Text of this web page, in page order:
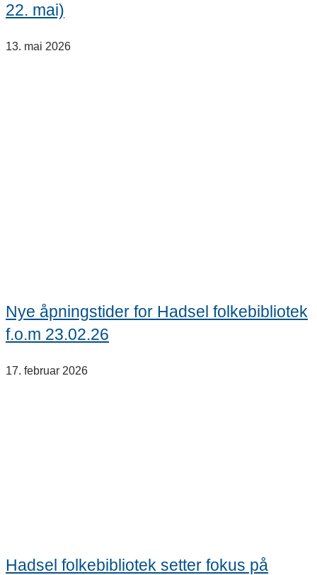
22. mai)
13. mai 2026
Nye åpningstider for Hadsel folkebibliotek
f.o.m 23.02.26
17. februar 2026
Hadsel folkebibliotek setter fokus på